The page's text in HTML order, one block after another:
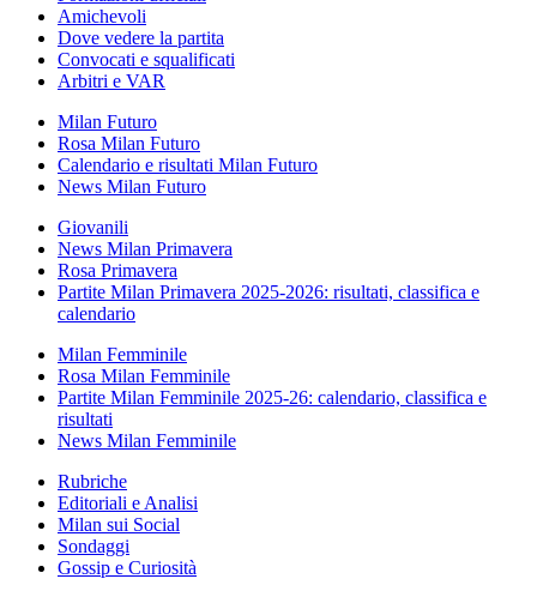
Amichevoli
Dove vedere la partita
Convocati e squalificati
Arbitri e VAR
Milan Futuro
Rosa Milan Futuro
Calendario e risultati Milan Futuro
News Milan Futuro
Giovanili
News Milan Primavera
Rosa Primavera
Partite Milan Primavera 2025-2026: risultati, classifica e
calendario
Milan Femminile
Rosa Milan Femminile
Partite Milan Femminile 2025-26: calendario, classifica e
risultati
News Milan Femminile
Rubriche
Editoriali e Analisi
Milan sui Social
Sondaggi
Gossip e Curiosità